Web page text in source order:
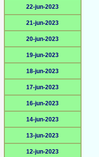
22-jun-2023
21-jun-2023
20-jun-2023
19-jun-2023
18-jun-2023
17-jun-2023
16-jun-2023
14-jun-2023
13-jun-2023
12-jun-2023